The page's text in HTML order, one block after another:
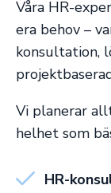
Våra HR-
era behov –
konsultation,
Vi planerar
helhet som
HR-